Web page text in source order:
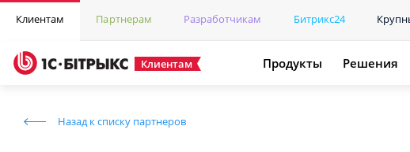
Клиентам Партнерам Разработчикам Битрикс24
Клиентам Продукты Решения
Назад к списку партнеров